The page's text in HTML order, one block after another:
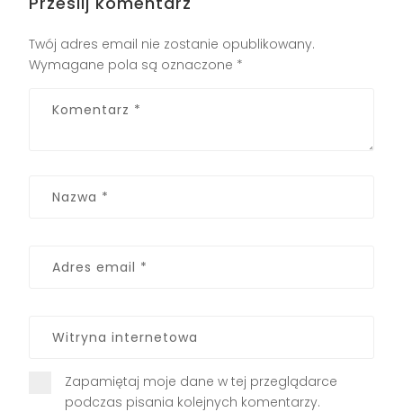
Twój adres email nie zostanie opublikowany.
Wymagane pola są oznaczone *
Zapamiętaj moje dane w tej przeglądarce
podczas pisania kolejnych komentarzy.